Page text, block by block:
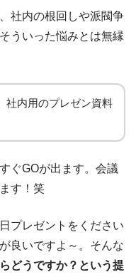
社内の根回しや派閥争
ういった悩みとは無縁
社内用のプレゼン資料
ぐGOが出ます。会議
す！笑
プレゼントをください
良いですよ～。そんな
どうですか？という提